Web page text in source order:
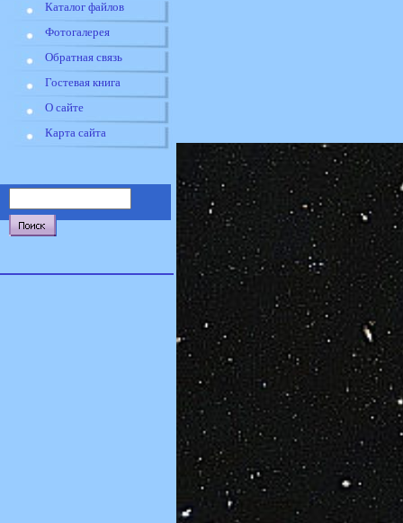
Каталог файлов
Фотогалерея
Обратная связь
Гостевая книга
О сайте
Карта сайта